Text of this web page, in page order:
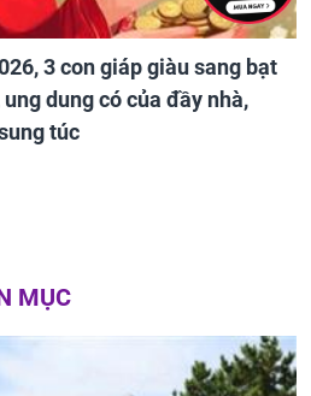
3 con giáp giàu sang bạt
dung có của đầy nhà,
túc
MỤC